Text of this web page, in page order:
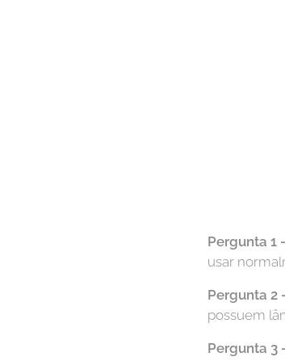
Pergunta 1 -
usar
Pergunta 2 -
possuem
Pergunta 3 -